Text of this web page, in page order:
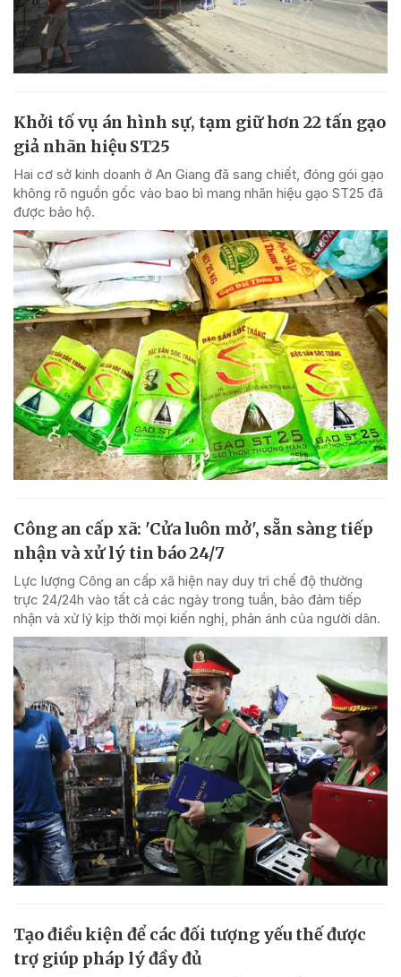
Khởi tố vụ án hình sự, tạm giữ hơn 22 tấn gạo
giả nhãn hiệu ST25
Hai cơ sở kinh doanh ở An Giang đã sang chiết, đóng gói gạo
không rõ nguồn gốc vào bao bì mang nhãn hiệu gạo ST25 đã
được bảo hộ.
Công an cấp xã: 'Cửa luôn mở', sẵn sàng tiếp
nhận và xử lý tin báo 24/7
Lực lượng Công an cấp xã hiện nay duy trì chế độ thường
trực 24/24h vào tất cả các ngày trong tuần, bảo đảm tiếp
nhận và xử lý kịp thời mọi kiến nghị, phản ánh của người dân.
Tạo điều kiện để các đối tượng yếu thế được
trợ giúp pháp lý đầy đủ